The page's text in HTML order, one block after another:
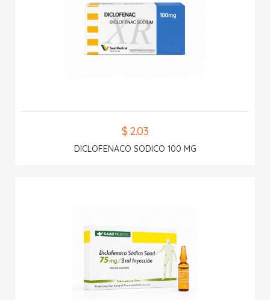
$ 2.03
DICLOFENACO SODICO 100 MG